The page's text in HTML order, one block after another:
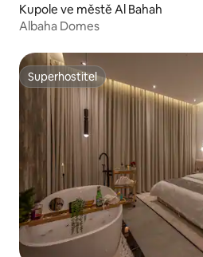
Kupole ve městě Al Bahah
Albaha Domes
Superhostitel
Superhostitel